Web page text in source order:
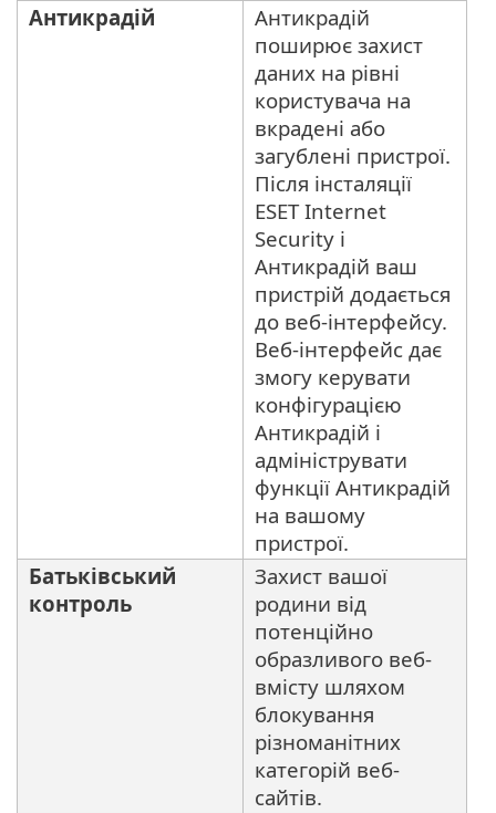
Антикрадій
Антикрадій
поширює захист
даних на рівні
користувача на
вкрадені або
загублені пристрої.
Після інсталяції
ESET Internet
Security і
Антикрадій ваш
пристрій додається
до веб-інтерфейсу.
Веб-інтерфейс дає
змогу керувати
конфігурацією
Антикрадій і
адмініструвати
функції Антикрадій
на вашому
пристрої.
Батьківський
контроль
Захист вашої
родини від
потенційно
образливого веб-
вмісту шляхом
блокування
різноманітних
категорій веб-
сайтів.